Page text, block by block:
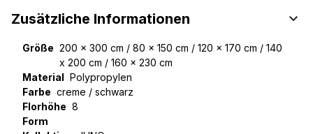
Zusätzliche Informationen
Größe 200 x 300 cm / 80 x 150 cm / 120 x 170 cm / 140
x 200 cm / 160 x 230 cm
Material Polypropylen
Farbe creme / schwarz
Florhöhe 8
Form